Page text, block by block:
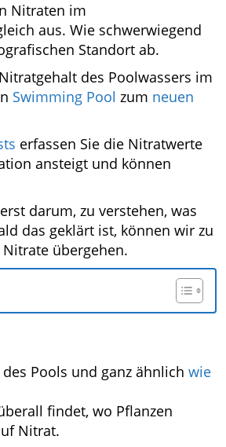
Nitraten im
aus. Wie schwerwiegend
Standort ab.
des Poolwassers im
Swimming Pool zum neuen
erfassen Sie die Nitratwerte
ansteigt und können
darum, zu verstehen, was
das geklärt ist, können wir zu
übergehen.
Pools und ganz ähnlich wie
findet, wo Pflanzen
Nitrat.